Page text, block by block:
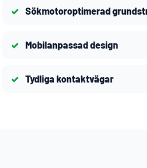
Sökmotoroptimerad
Mobilanpassad design
Tydliga kontaktvägar